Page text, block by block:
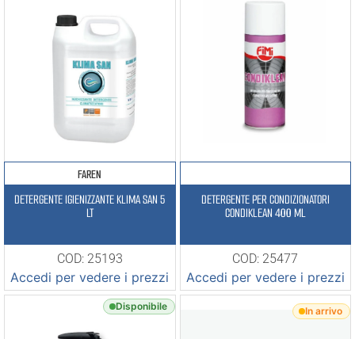
FAREN
DETERGENTE IGIENIZZANTE KLIMA SAN 5
LT
COD: 25193
Accedi per vedere i prezzi
DETERGENTE PER CONDIZIONATORI
CONDIKLEAN 400 ML
COD: 25477
Accedi per vedere i prezzi
Disponibile In arrivo